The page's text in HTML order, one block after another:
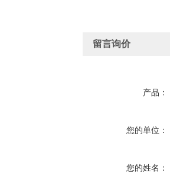
留言询价
产品：
您的单位：
您的姓名：